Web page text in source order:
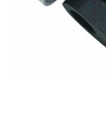
https://